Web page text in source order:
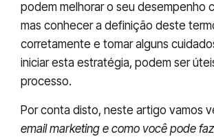
podem melhorar o seu desempenho
mas conhecer a definição deste
corretamente e tomar alguns
iniciar esta estratégia, podem ser
processo.
Por conta disto, neste artigo vamos
email marketing e como você pode